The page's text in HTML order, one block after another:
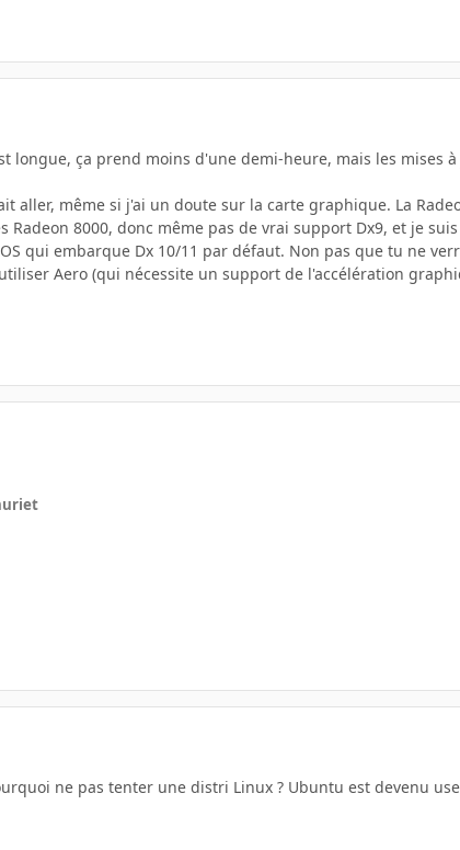
longue, ça prend moins d'une demi-heure, mais les mises
aller, même si j'ai un doute sur la carte graphique. La
Radeon 8000, donc même pas de vrai support Dx9, et je
qui embarque Dx 10/11 par défaut. Non pas que tu ne
Aero (qui nécessite un support de l'accélération
ne pas tenter une distri Linux ? Ubuntu est devenu